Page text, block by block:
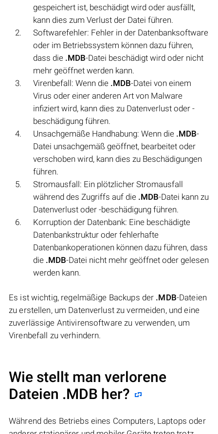
gespeichert ist, beschädigt wird oder ausfällt,
kann dies zum Verlust der Datei führen.
Softwarefehler: Fehler in der Datenbanksoftware
oder im Betriebssystem können dazu führen,
dass die .MDB-Datei beschädigt wird oder nicht
mehr geöffnet werden kann.
Virenbefall: Wenn die .MDB-Datei von einem
Virus oder einer anderen Art von Malware
infiziert wird, kann dies zu Datenverlust oder -
beschädigung führen.
Unsachgemäße Handhabung: Wenn die .MDB-
Datei unsachgemäß geöffnet, bearbeitet oder
verschoben wird, kann dies zu Beschädigungen
führen.
Stromausfall: Ein plötzlicher Stromausfall
während des Zugriffs auf die .MDB-Datei kann zu
Datenverlust oder -beschädigung führen.
Korruption der Datenbank: Eine beschädigte
Datenbankstruktur oder fehlerhafte
Datenbankoperationen können dazu führen, dass
die .MDB-Datei nicht mehr geöffnet oder gelesen
werden kann.
Es ist wichtig, regelmäßige Backups der .MDB-Dateien
zu erstellen, um Datenverlust zu vermeiden, und eine
zuverlässige Antivirensoftware zu verwenden, um
Virenbefall zu verhindern.
Wie stellt man verlorene
Dateien .MDB her?
Während des Betriebs eines Computers, Laptops oder